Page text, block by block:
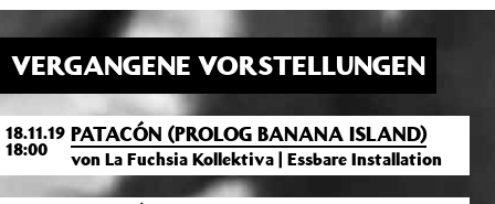
VERGANGENE VORSTELLUNGEN
18.11.19
18:00
PATACÓN (PROLOG BANANA ISLAND)
von La Fuchsia Kollektiva | Essbare Installation